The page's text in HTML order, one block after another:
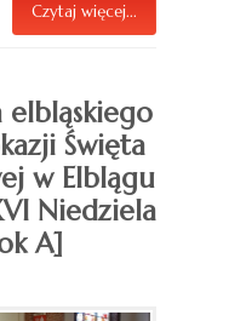
Czytaj więcej...
elbląskiego
Święta
w Elblągu
Niedziela
A]